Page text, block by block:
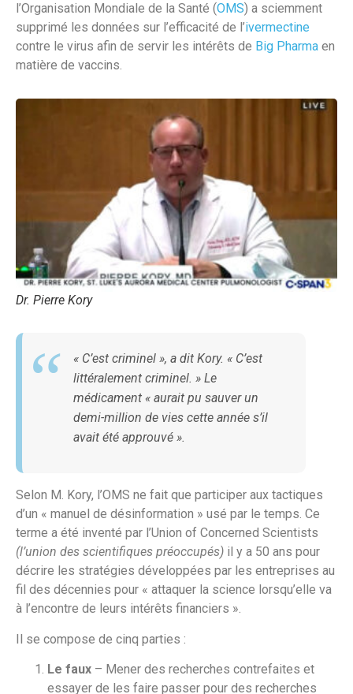
l’Organisation Mondiale de la Santé (OMS) a sciemment
supprimé les données sur l’efficacité de l’ivermectine
contre le virus afin de servir les intérêts de Big Pharma en
matière de vaccins.
Dr. Pierre Kory
« C’est criminel », a dit Kory. « C’est
littéralement criminel. » Le
médicament « aurait pu sauver un
demi-million de vies cette année s’il
avait été approuvé ».
Selon M. Kory, l’OMS ne fait que participer aux tactiques
d’un « manuel de désinformation » usé par le temps. Ce
terme a été inventé par l’Union of Concerned Scientists
(l’union des scientifiques préoccupés) il y a 50 ans pour
décrire les stratégies développées par les entreprises au
fil des décennies pour « attaquer la science lorsqu’elle va
à l’encontre de leurs intérêts financiers ».
Il se compose de cinq parties :
Le faux – Mener des recherches contrefaites et
essayer de les faire passer pour des recherches